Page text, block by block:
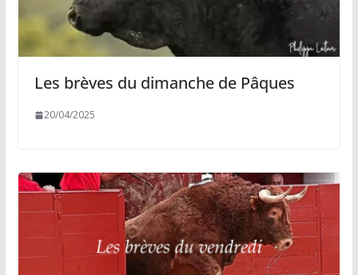
Les brèves du dimanche de Pâques
20/04/2025